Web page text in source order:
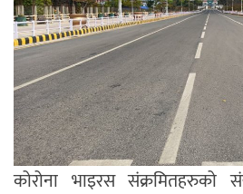
कोरोना भाइरस संक्रमितहरुको